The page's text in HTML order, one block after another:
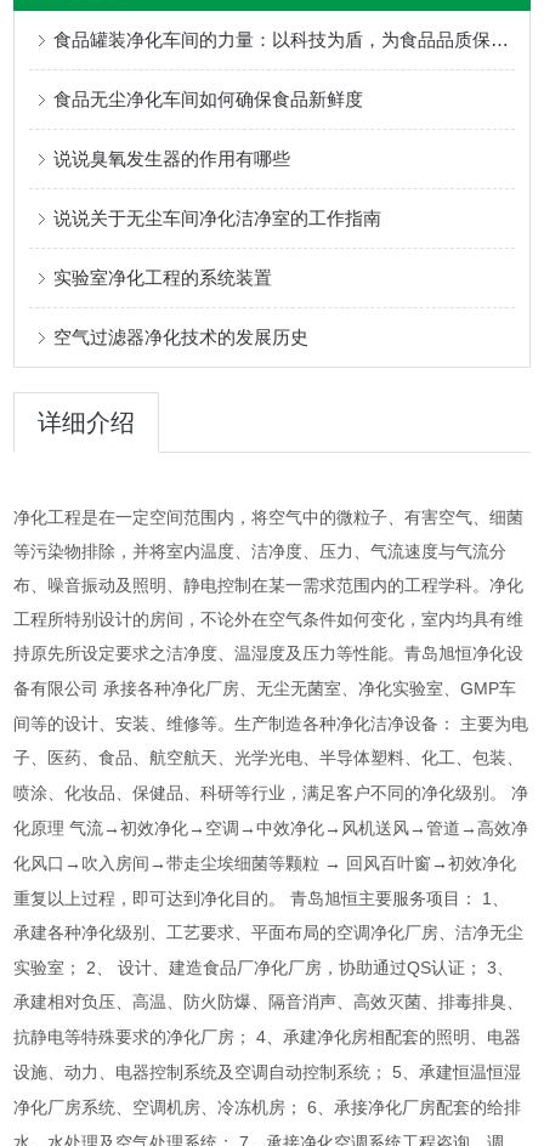
食品罐装净化车间的力量：以科技为盾，为食品品质保驾护航到底！
食品无尘净化车间如何确保食品新鲜度
说说臭氧发生器的作用有哪些
说说关于无尘车间净化洁净室的工作指南
实验室净化工程的系统装置
空气过滤器净化技术的发展历史
详细介绍
净化工程是在一定空间范围内，将空气中的微粒子、有害空气、细菌
等污染物排除，并将室内温度、洁净度、压力、气流速度与气流分
布、噪音振动及照明、静电控制在某一需求范围内的工程学科。净化
工程所特别设计的房间，不论外在空气条件如何变化，室内均具有维
持原先所设定要求之洁净度、温湿度及压力等性能。青岛旭恒净化设
备有限公司 承接各种净化厂房、无尘无菌室、净化实验室、GMP车
间等的设计、安装、维修等。生产制造各种净化洁净设备：
主要为电
子、医药、食品、航空航天、光学光电、半导体塑料、化工、包装、
喷涂、化妆品、保健品、科研等行业，满足客户不同的净化级别。
净
化原理 气流→初效净化→空调→中效净化→风机送风→管道→高效净
化风口→吹入房间→带走尘埃细菌等颗粒 → 回风百叶窗→初效净化
重复以上过程，即可达到净化目的。
青岛旭恒主要服务项目： 1、
承建各种净化级别、工艺要求、平面布局的空调净化厂房、洁净无尘
实验室；
2、 设计、建造食品厂净化厂房，协助通过QS认证； 3、
承建相对负压、高温、防火防爆、隔音消声、高效灭菌、排毒排臭、
抗静电等特殊要求的净化厂房；
4、承建净化房相配套的照明、电器
设施、动力、电器控制系统及空调自动控制系统；
5、承建恒温恒湿
净化厂房系统、空调机房、冷冻机房；
6、承接净化厂房配套的给排